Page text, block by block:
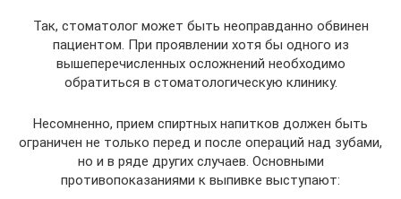
Так, стоматолог может быть неоправданно обвинен
пациентом. При проявлении хотя бы одного из
вышеперечисленных осложнений необходимо
обратиться в стоматологическую клинику.
Несомненно, прием спиртных напитков должен быть
ограничен не только перед и после операций над зубами,
но и в ряде других случаев. Основными
противопоказаниями к выпивке выступают: